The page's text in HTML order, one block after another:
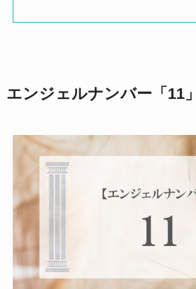
エンジェルナンバー「11